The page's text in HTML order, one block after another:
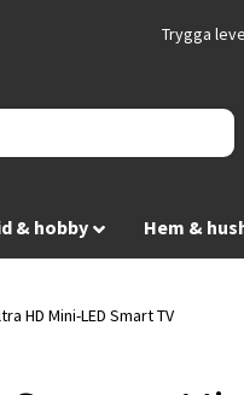
Trygga
& hobby Hem &
HD Mini-LED Smart TV